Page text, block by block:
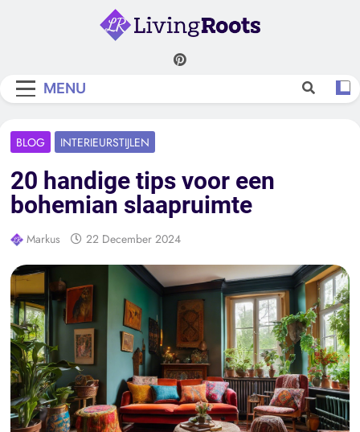
Living Roots
MENU
BLOG INTERIEURSTIJLEN
20 handige tips voor een
bohemian slaapruimte
Markus 22 December 2024